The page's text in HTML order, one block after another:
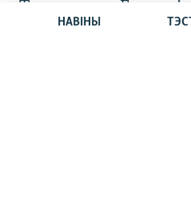
НАВІНЫ
Тлумачым з
ўборачную ў